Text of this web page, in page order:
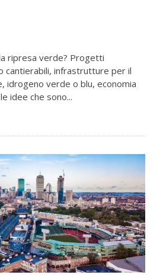
ripresa verde? Progetti
cantierabili, infrastrutture per il
idrogeno verde o blu, economia
idee che sono...